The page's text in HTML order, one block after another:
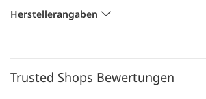
Herstellerangaben
Trusted Shops Bewertungen